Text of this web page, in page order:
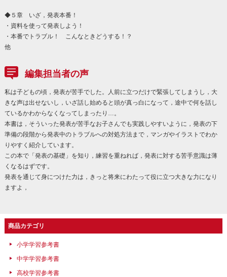
◆５章 いざ，発表本番！
・資料を使って発表しよう！
・本番でトラブル！ こんなときどうする！？
他
編集担当者の声
私は子どもの頃，発表が苦手でした。人前に立つだけで緊張してしまうし，大
きな声は出せないし，いざ話し始めると頭が真っ白になって，途中で何を話し
ているかわからなくなってしまったり…。
本書は，そういった発表が苦手なお子さんでも実践しやすいように，発表の下
準備の段階から発表中のトラブルへの対処方法まで，マンガやイラストでわか
りやすく紹介しています。
この本で「発表の基礎」を知り，練習を重ねれば，発表に対する苦手意識は薄
くなるはずです。
発表を通じて身につけた力は，きっと将来にわたって役に立つ大きな力になり
ますよ，
商品カテゴリ
小学学習参考書
中学学習参考書
高校学習参考書